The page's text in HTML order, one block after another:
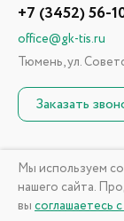
+7 (3452) 56-
office@gk-tis.ru
Тюмень, ул.
Заказать
© 2026 ГК «ТИС».
является
Мы используем
нашего сайта.
вы соглашаетесь